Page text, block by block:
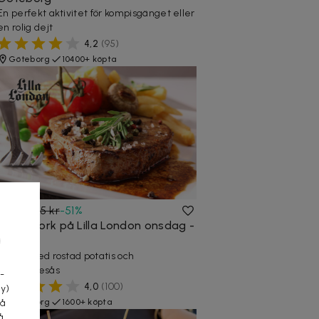
perfekt aktivitet för kompisgänget eller
rolig dejt
4,2 (95)
Göteborg 10400+ köpta
295 kr-51%
After Work på Lilla London onsdag -
Oxfilé med rostad potatis och
4,0 (100)
Göteborg 1600+ köpta